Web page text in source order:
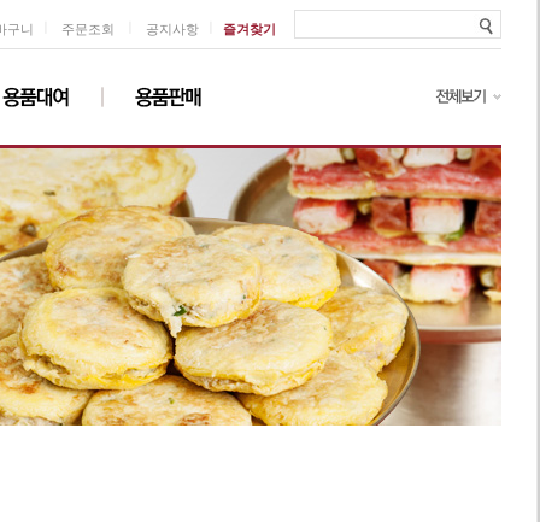
즐겨찾기
구니 주문조회 공지사항